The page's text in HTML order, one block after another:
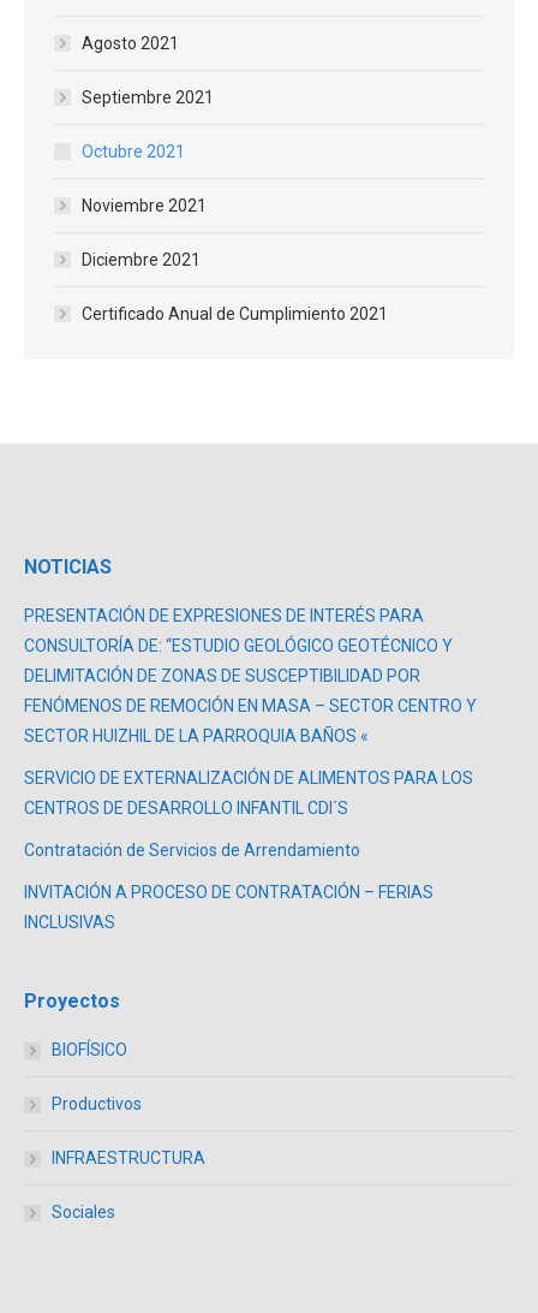
Agosto 2021
Septiembre 2021
Octubre 2021
Noviembre 2021
Diciembre 2021
Certificado Anual de Cumplimiento 2021
NOTICIAS
PRESENTACIÓN DE EXPRESIONES DE INTERÉS PARA
CONSULTORÍA DE: “ESTUDIO GEOLÓGICO GEOTÉCNICO Y
DELIMITACIÓN DE ZONAS DE SUSCEPTIBILIDAD POR
FENÓMENOS DE REMOCIÓN EN MASA – SECTOR CENTRO Y
SECTOR HUIZHIL DE LA PARROQUIA BAÑOS «
SERVICIO DE EXTERNALIZACIÓN DE ALIMENTOS PARA LOS
CENTROS DE DESARROLLO INFANTIL CDI´S
Contratación de Servicios de Arrendamiento
INVITACIÓN A PROCESO DE CONTRATACIÓN – FERIAS
INCLUSIVAS
Proyectos
BIOFÍSICO
Productivos
INFRAESTRUCTURA
Sociales